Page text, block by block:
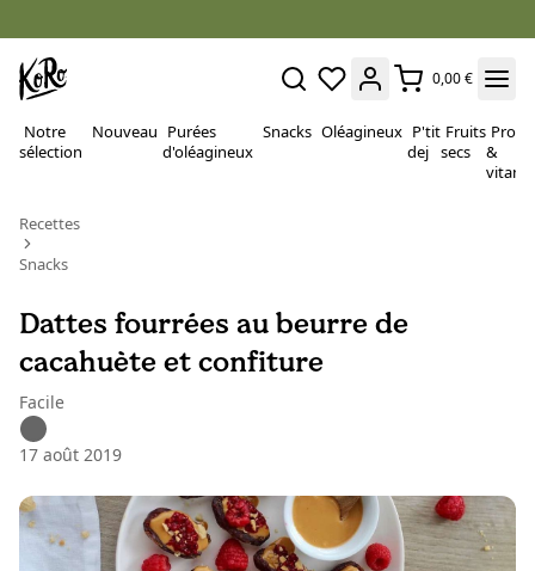
0,00 €
Notre
sélection
Nouveau Purées
d'oléagineux
Snacks Oléagineux P'tit
dej
Fruits
secs
&
Recettes
Snacks
Dattes fourrées au beurre de
cacahuète et confiture
Facile
17 août 2019